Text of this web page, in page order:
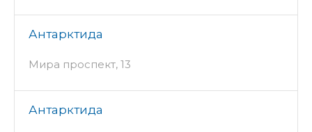
Антарктида
Мира проспект, 13
Антарктида